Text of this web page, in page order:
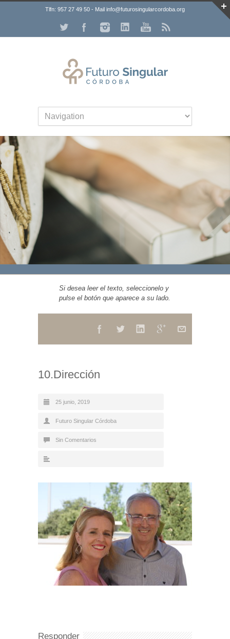
Tlfn: 957 27 49 50 - Mail info@futurosingularcordoba.org
Si desea leer el texto, seleccionelo y
pulse el botón que aparece a su lado.
10.Dirección
25 junio, 2019
Futuro Singular Córdoba
Sin Comentarios
Responder